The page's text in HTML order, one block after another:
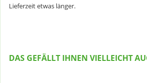
Lieferzeit etwas länger.
DAS GEFÄLLT IHNEN VIELLEICHT